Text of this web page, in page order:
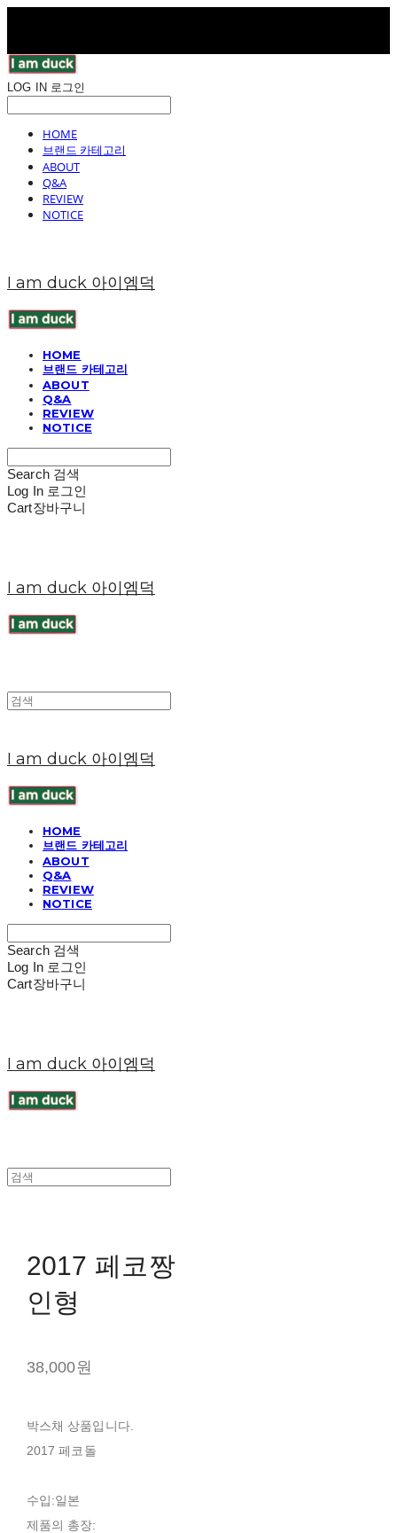
LOG IN 로그인
HOME
브랜드 카테고리
ABOUT
Q&A
REVIEW
NOTICE
I am duck 아이엠덕
HOME
브랜드 카테고리
ABOUT
Q&A
REVIEW
NOTICE
Search 검색
Log In 로그인
Cart장바구니
I am duck 아이엠덕
I am duck 아이엠덕
HOME
브랜드 카테고리
ABOUT
Q&A
REVIEW
NOTICE
Search 검색
Log In 로그인
Cart장바구니
I am duck 아이엠덕
2017 페코짱
인형
38,000원
박스채 상품입니다.
2017 페코돌
수입:일본
제품의 총장: